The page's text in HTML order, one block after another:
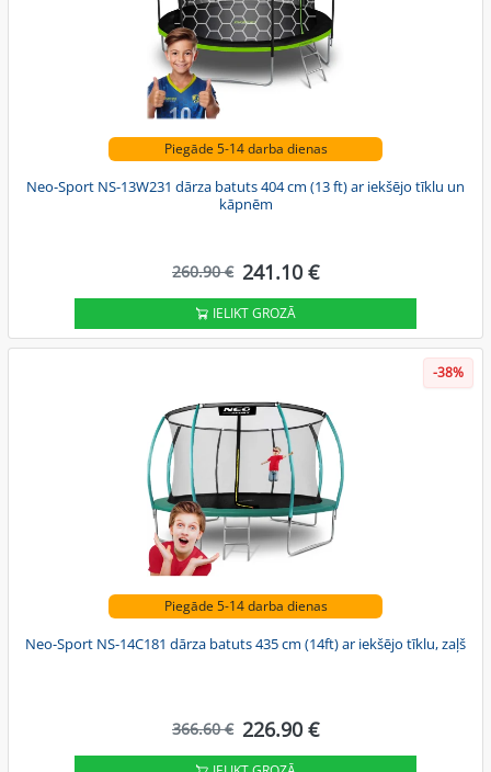
Piegāde 5-14 darba dienas
Neo-Sport NS-13W231 dārza batuts 404 cm (13 ft) ar iekšējo tīklu un
kāpnēm
260.90 € 241.10 €
IELIKT GROZĀ
-38%
Piegāde 5-14 darba dienas
Neo-Sport NS-14C181 dārza batuts 435 cm (14ft) ar iekšējo tīklu, zaļš
366.60 € 226.90 €